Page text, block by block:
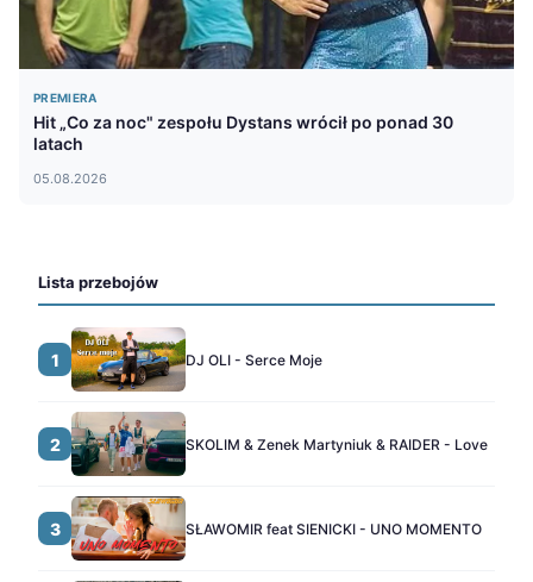
PREMIERA
Hit „Co za noc" zespołu Dystans wrócił po ponad 30
latach
05.08.2026
Lista przebojów
1 DJ OLI - Serce Moje
2 SKOLIM & Zenek Martyniuk & RAIDER - Love
3 SŁAWOMIR feat SIENICKI - UNO MOMENTO